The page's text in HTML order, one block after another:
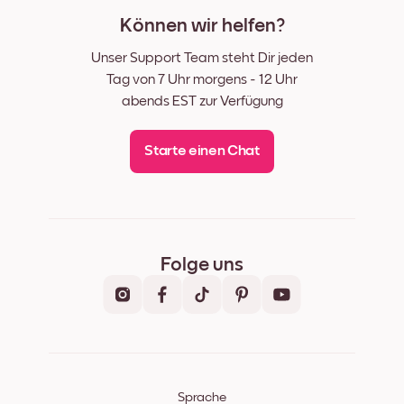
Können wir helfen?
Unser Support Team steht Dir jeden
Tag von 7 Uhr morgens - 12 Uhr
abends EST zur Verfügung
Starte einen Chat
Folge uns
Sprache